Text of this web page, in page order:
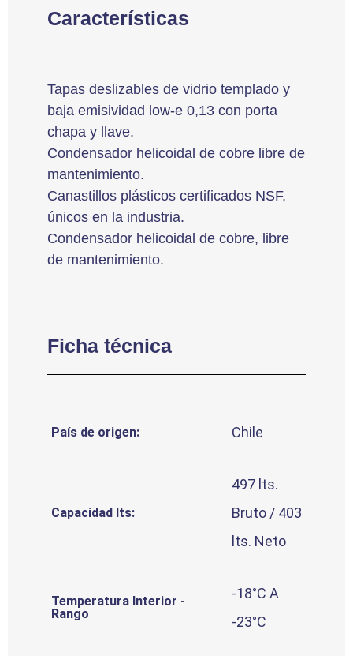
Características
Tapas deslizables de vidrio templado y
baja emisividad low-e 0,13 con porta
chapa y llave.
Condensador helicoidal de cobre libre de
mantenimiento.
Canastillos plásticos certificados NSF,
únicos en la industria.
Condensador helicoidal de cobre, libre
de mantenimiento.
Ficha técnica
País de origen: Chile
Capacidad lts:
497 lts.
Bruto / 403
lts. Neto
Temperatura Interior -
Rango
-18°C A
-23°C